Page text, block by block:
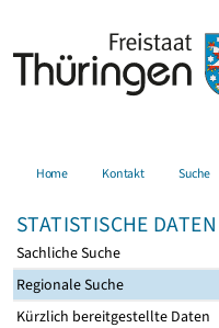
Home Kontakt Suche
STATISTISCHE DATEN
Sachliche Suche
Regionale Suche
Kürzlich bereitgestellte Daten